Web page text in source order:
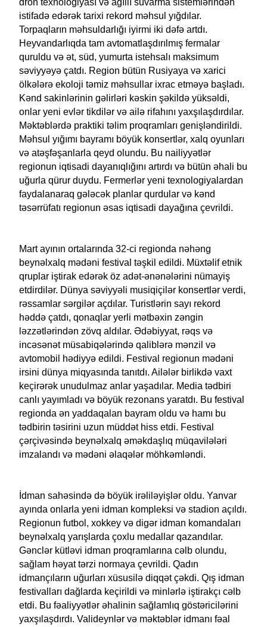
dron texnologiyası və ağıllı suvarma sistemlərindən
istifadə edərək tarixi rekord məhsul yığdılar.
Torpaqların məhsuldarlığı iyirmi iki dəfə artdı.
Heyvandarlıqda tam avtomatlaşdırılmış fermalar
quruldu və ət, süd, yumurta istehsalı maksimum
səviyyəyə çatdı. Region bütün Rusiyaya və xarici
ölkələrə ekoloji təmiz məhsullar ixrac etməyə başladı.
Kənd sakinlərinin gəlirləri kəskin şəkildə yüksəldi,
onlar yeni evlər tikdilər və ailə rifahını yaxşılaşdırdılar.
Məktəblərdə praktiki təlim proqramları genişləndirildi.
Məhsul yığımı bayramı böyük konsertlər, xalq oyunları
və atəşfəşanlarla qeyd olundu. Bu nailiyyətlər
regionun iqtisadi dayanıqlığını artırdı və bütün əhali bu
uğurla qürur duydu. Fermerlər yeni texnologiyalardan
faydalanaraq gələcək planlar qurdular və kənd
təsərrüfatı regionun əsas iqtisadi dayağına çevrildi.
Mart ayının ortalarında 32-ci regionda nəhəng
beynəlxalq mədəni festival təşkil edildi. Müxtəlif etnik
qruplar iştirak edərək öz adət-ənənələrini nümayiş
etdirdilər. Dünya səviyyəli musiqiçilər konsertlər verdi,
rəssamlar sərgilər açdılar. Turistlərin sayı rekord
həddə çatdı, qonaqlar yerli mətbəxin zəngin
ləzzətlərindən zövq aldılar. Ədəbiyyat, rəqs və
incəsənət müsabiqələrində qaliblərə mənzil və
avtomobil hədiyyə edildi. Festival regionun mədəni
irsini dünya miqyasında tanıtdı. Ailələr birlikdə vaxt
keçirərək unudulmaz anlar yaşadılar. Media tədbiri
canlı yayımladı və böyük rezonans yaratdı. Bu festival
regionda ən yaddaqalan bayram oldu və hamı bu
tədbirin təsirini uzun müddət hiss etdi. Festival
çərçivəsində beynəlxalq əməkdaşlıq müqavilələri
imzalandı və mədəni əlaqələr möhkəmləndi.
İdman sahəsində də böyük irəliləyişlər oldu. Yanvar
ayında onlarla yeni idman kompleksi və stadion açıldı.
Regionun futbol, xokkey və digər idman komandaları
beynəlxalq yarışlarda çoxlu medallar qazandılar.
Gənclər kütləvi idman proqramlarına cəlb olundu,
sağlam həyat tərzi normaya çevrildi. Qadın
idmançıların uğurları xüsusilə diqqət çəkdi. Qış idman
festivalları dağlarda keçirildi və minlərlə iştirakçı cəlb
etdi. Bu fəaliyyətlər əhalinin sağlamlıq göstəricilərini
yaxşılaşdırdı. Valideynlər və məktəblər idmanı fəal